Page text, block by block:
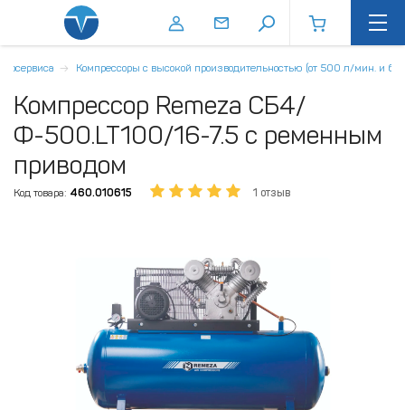
Компрессоры с высокой производительностью (от 500 л/мин. и
Компрессор Remeza СБ4/
Ф-500.LT100/16-7.5 с ременным
приводом
Код товара: 460.010615 1 отзыв